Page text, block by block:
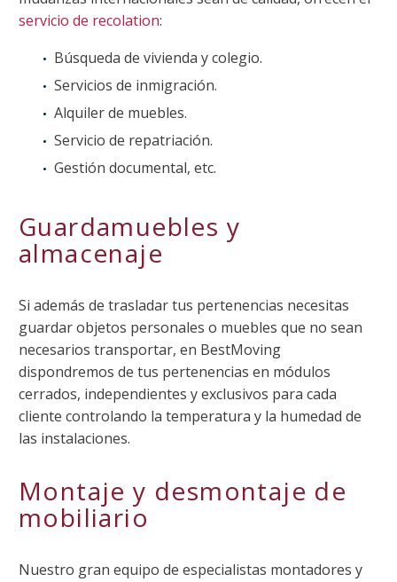
servicio de recolation:
Búsqueda de vivienda y colegio.
Servicios de inmigración.
Alquiler de muebles.
Servicio de repatriación.
Gestión documental, etc.
Guardamuebles y
almacenaje
Si además de trasladar tus pertenencias necesitas
guardar objetos personales o muebles que no sean
necesarios transportar, en BestMoving
dispondremos de tus pertenencias en módulos
cerrados, independientes y exclusivos para cada
cliente controlando la temperatura y la humedad de
las instalaciones.
Montaje y desmontaje de
mobiliario
Nuestro gran equipo de especialistas montadores y